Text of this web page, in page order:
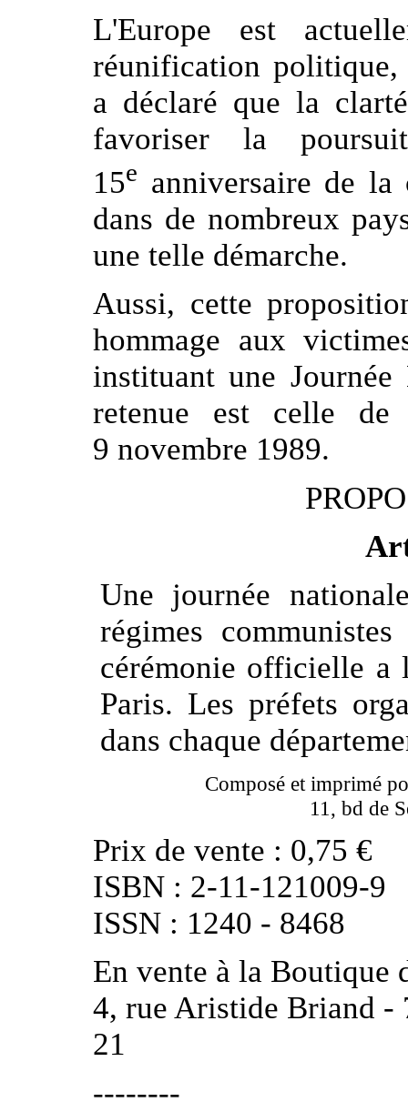
L'Europe est
réunification
a déclaré que la
favoriser la
15e anniversaire de la
dans de nombreux
une telle démarche.
Aussi, cette
hommage aux
instituant une
retenue est celle
9 novembre 1989.
Une journée
régimes
cérémonie officielle a
Paris. Les préfets
dans chaque
Composé et imprimé
11, bd de
Prix de vente : 0,75 €
ISBN : 2-11-121009-9
ISSN : 1240 - 8468
En vente à la Boutique
4, rue Aristide Briand -
21
--------